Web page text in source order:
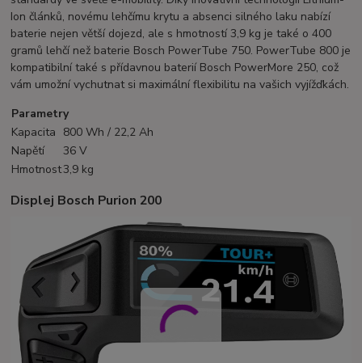
Ion článků, novému lehčímu krytu a absenci silného laku nabízí
baterie nejen větší dojezd, ale s hmotností 3,9 kg je také o 400
gramů lehčí než baterie Bosch PowerTube 750. PowerTube 800 je
kompatibilní také s přídavnou baterií Bosch PowerMore 250, což
vám umožní vychutnat si maximální flexibilitu na vašich vyjížďkách.
Parametry
Kapacita 800 Wh / 22,2 Ah
Napětí
36 V
Hmotnost3,9 kg
Displej Bosch Purion 200